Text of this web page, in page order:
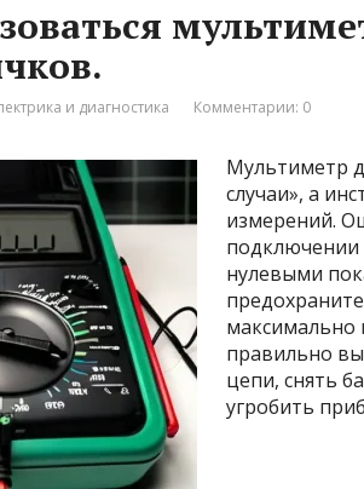
и диагностика Комментарии: 0
Мультиметр
случаи», а
измерений.
подключении
нулевыми
максимально
правильно
цепи, снять
угробить